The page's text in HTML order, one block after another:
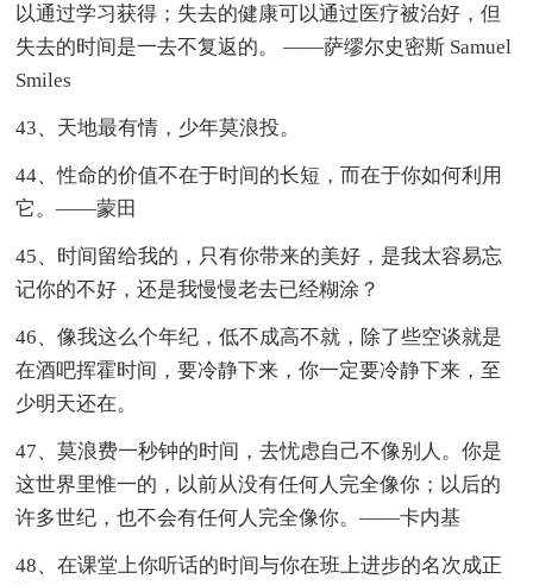
以通过学习获得；失去的健康可以通过医疗被治好，但
失去的时间是一去不复返的。 ——萨缪尔史密斯 Samuel
Smiles
43、天地最有情，少年莫浪投。
44、性命的价值不在于时间的长短，而在于你如何利用
它。——蒙田
45、时间留给我的，只有你带来的美好，是我太容易忘
记你的不好，还是我慢慢老去已经糊涂？
46、像我这么个年纪，低不成高不就，除了些空谈就是
在酒吧挥霍时间，要冷静下来，你一定要冷静下来，至
少明天还在。
47、莫浪费一秒钟的时间，去忧虑自己不像别人。你是
这世界里惟一的，以前从没有任何人完全像你；以后的
许多世纪，也不会有任何人完全像你。——卡内基
48、在课堂上你听话的时间与你在班上进步的名次成正